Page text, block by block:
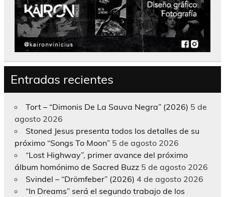
Entradas recientes
Tort – “Dimonis De La Sauva Negra” (2026) 5 de
agosto 2026
Stoned Jesus presenta todos los detalles de su
próximo “Songs To Moon” 5 de agosto 2026
“Lost Highway”, primer avance del próximo
álbum homónimo de Sacred Buzz 5 de agosto 2026
Svindel – “Drömfeber” (2026) 4 de agosto 2026
“In Dreams” será el segundo trabajo de los